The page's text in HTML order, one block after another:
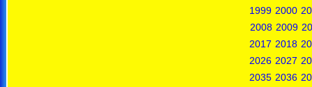
1999 2000
2008 2009
2017 2018
2026 2027
2035 2036